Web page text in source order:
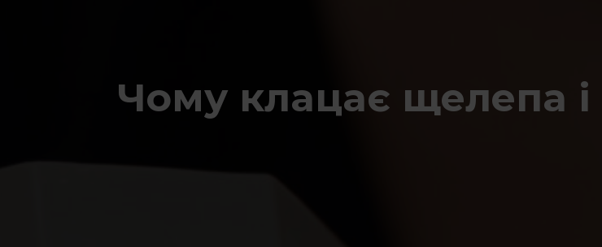
Чому клацає щелепа і